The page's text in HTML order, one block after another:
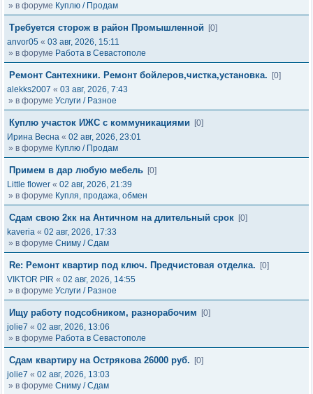
» в форуме Куплю / Продам
Требуется сторож в район Промышленной
[0]
anvor05 « 03 авг, 2026, 15:11
» в форуме Работа в Севастополе
Ремонт Сантехники. Ремонт бойлеров,чистка,установка.
[0]
alekks2007 « 03 авг, 2026, 7:43
» в форуме Услуги / Разное
Куплю участок ИЖС с коммуникациями
[0]
Ирина Весна « 02 авг, 2026, 23:01
» в форуме Куплю / Продам
Примем в дар любую мебель [0]
Little flower « 02 авг, 2026, 21:39
» в форуме Купля, продажа, обмен
Сдам свою 2кк на Античном на длительный срок [0]
kaveria « 02 авг, 2026, 17:33
» в форуме Сниму / Сдам
Re: Ремонт квартир под ключ. Предчистовая отделка.
[0]
VIKTOR PIR « 02 авг, 2026, 14:55
» в форуме Услуги / Разное
Ищу работу подсобником, разнорабочим
[0]
jolie7 « 02 авг, 2026, 13:06
» в форуме Работа в Севастополе
Сдам квартиру на Острякова 26000 руб.
[0]
jolie7 « 02 авг, 2026, 13:03
» в форуме Сниму / Сдам